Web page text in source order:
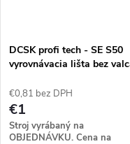
DCSK profi tech - SE S50
vyrovnávacia lišta bez
€0,81 bez DPH
€1
Stroj vyrábaný na
OBJEDNÁVKU. Cena na